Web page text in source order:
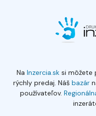
Na Inzercia.sksi môžete
rýchly predaj. Náš bazár
používateľov.